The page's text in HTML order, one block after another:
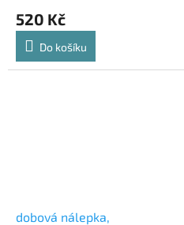
520 Kč
Do košíku
dobová nálepka,